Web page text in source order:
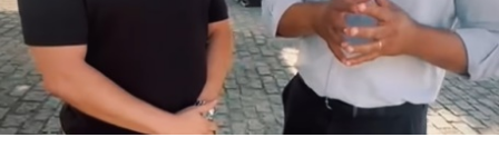
Com linguagem acessível, o livro combina elementos de
autobiografia, liderança e planejamento estratégico,
propondo um caminho prático para quem deseja
assumir o controle da própria trajetória com clareza,
ousadia e consistência. O método apresentado por